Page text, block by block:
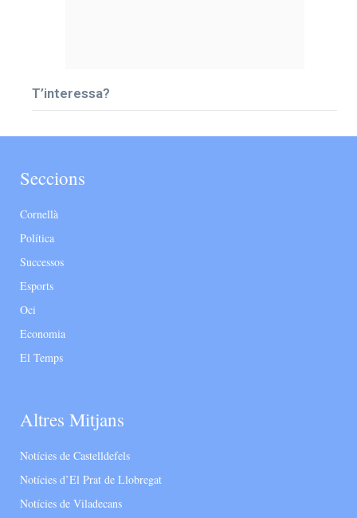
T’interessa?
Seccions
Cornellà
Política
Successos
Esports
Oci
Economia
El Temps
Altres Mitjans
Notícies de Castelldefels
Notícies d’El Prat de Llobregat
Notícies de Viladecans